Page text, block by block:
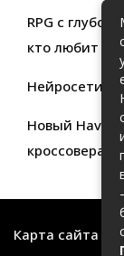
RPG с
кто любит
Нейросети
Новый Haval
кроссовера
Карта сайта